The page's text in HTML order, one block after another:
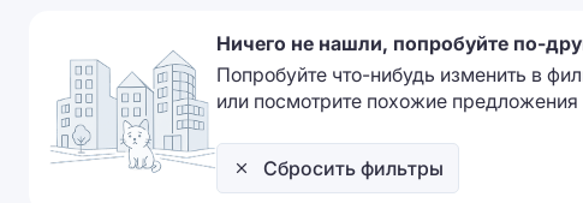
Ничего не нашли, попробуйте по-
Попробуйте что-нибудь изменить в
или посмотрите похожие
Сбросить фильтры